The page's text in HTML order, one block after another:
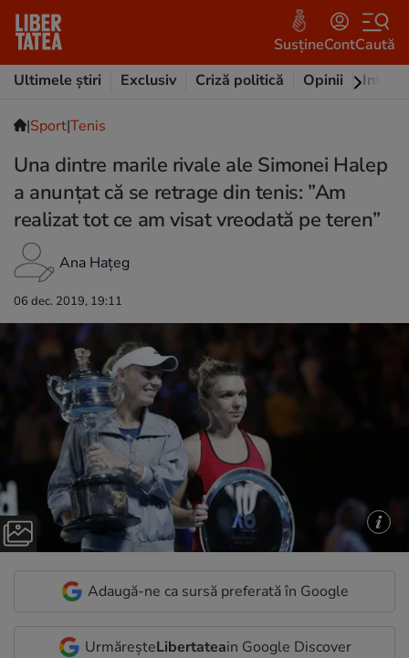
SusțineContCaută
Ultimele știri
Exclusiv Criză politică Opinii
|Sport|Tenis
Una dintre marile rivale ale Simonei Halep
a anunțat că se retrage din tenis: ”Am
realizat tot ce am visat vreodată pe teren”
Ana Hațeg
06 dec. 2019, 19:11
Adaugă-ne ca sursă preferată în Google
UrmăreșteLibertateain Google Discover